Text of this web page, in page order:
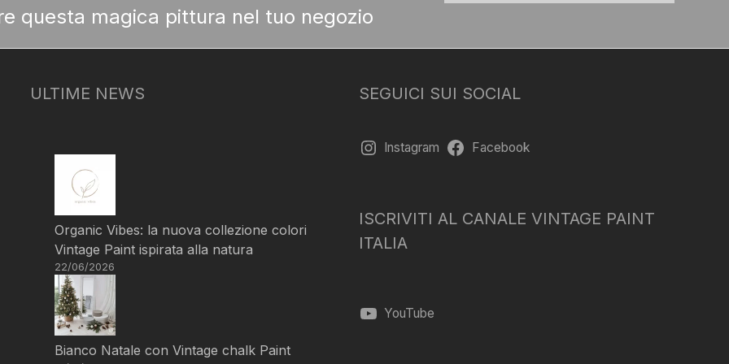
questa magica pittura nel tuo negozio
ULTIME NEWS
Organic Vibes: la nuova collezione colori
Vintage Paint ispirata alla natura
22/06/2026
Bianco Natale con Vintage chalk Paint
SEGUICI SUI SOCIAL
Instagram Facebook
ISCRIVITI AL CANALE VINTAGE PAINT
ITALIA
YouTube